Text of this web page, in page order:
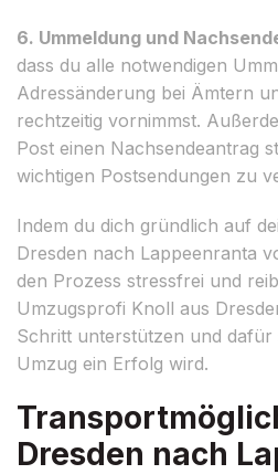
6. Ummeldung und
dass du alle notwendigen
Adressänderung bei Ämtern
rechtzeitig vornimmst.
Post einen Nachsendeantrag
wichtigen Postsendungen zu
Indem du dich gründlich auf
Dresden nach Lappeenranta
den Prozess stressfrei und
Umzugsprofi Knoll aus
Schritt unterstützen und dafür
Umzug ein Erfolg wird.
Dresden nach